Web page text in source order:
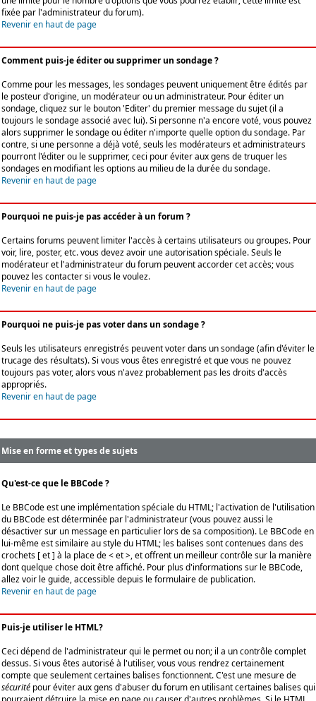
fixée par l'administrateur du forum).
Revenir en haut de page
Comment puis-je éditer ou supprimer un sondage ?
Comme pour les messages, les sondages peuvent uniquement être édités par
le posteur d'origine, un modérateur ou un administrateur. Pour éditer un
sondage, cliquez sur le bouton 'Editer' du premier message du sujet (il a
toujours le sondage associé avec lui). Si personne n'a encore voté, vous pouvez
alors supprimer le sondage ou éditer n'importe quelle option du sondage. Par
contre, si une personne a déjà voté, seuls les modérateurs et administrateurs
pourront l'éditer ou le supprimer, ceci pour éviter aux gens de truquer les
sondages en modifiant les options au milieu de la durée du sondage.
Revenir en haut de page
Pourquoi ne puis-je pas accéder à un forum ?
Certains forums peuvent limiter l'accès à certains utilisateurs ou groupes. Pour
voir, lire, poster, etc. vous devez avoir une autorisation spéciale. Seuls le
modérateur et l'administrateur du forum peuvent accorder cet accès; vous
pouvez les contacter si vous le voulez.
Revenir en haut de page
Pourquoi ne puis-je pas voter dans un sondage ?
Seuls les utilisateurs enregistrés peuvent voter dans un sondage (afin d'éviter le
trucage des résultats). Si vous vous êtes enregistré et que vous ne pouvez
toujours pas voter, alors vous n'avez probablement pas les droits d'accès
appropriés.
Revenir en haut de page
Mise en forme et types de sujets
Qu'est-ce que le BBCode ?
Le BBCode est une implémentation spéciale du HTML; l'activation de l'utilisation
du BBCode est déterminée par l'administrateur (vous pouvez aussi le
désactiver sur un message en particulier lors de sa composition). Le BBCode en
lui-même est similaire au style du HTML; les balises sont contenues dans des
crochets [ et ] à la place de < et >, et offrent un meilleur contrôle sur la manière
dont quelque chose doit être affiché. Pour plus d'informations sur le BBCode,
allez voir le guide, accessible depuis le formulaire de publication.
Revenir en haut de page
Puis-je utiliser le HTML?
Ceci dépend de l'administrateur qui le permet ou non; il a un contrôle complet
dessus. Si vous êtes autorisé à l'utiliser, vous vous rendrez certainement
compte que seulement certaines balises fonctionnent. C'est une mesure de
sécurité pour éviter aux gens d'abuser du forum en utilisant certaines balises qui